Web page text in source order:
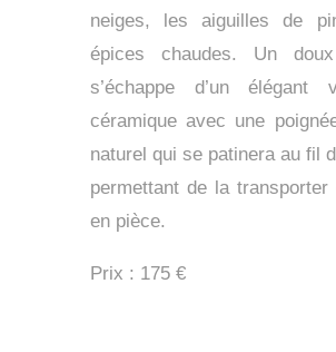
neiges, les aiguilles de
épices chaudes. Un
s’échappe d’un élégant
céramique avec une
naturel qui se patinera au fil
permettant de la transporter
en pièce.
Prix : 175 €